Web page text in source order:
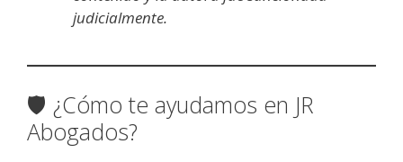
judicialmente.
🛡️ ¿Cómo te ayudamos en JR
Abogados?